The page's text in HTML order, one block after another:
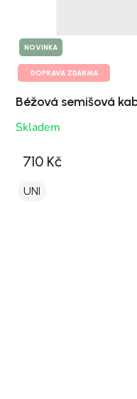
NOVINKA
DOPRAVA ZDARMA
Béžová semišová
Skladem
710 Kč
UNI